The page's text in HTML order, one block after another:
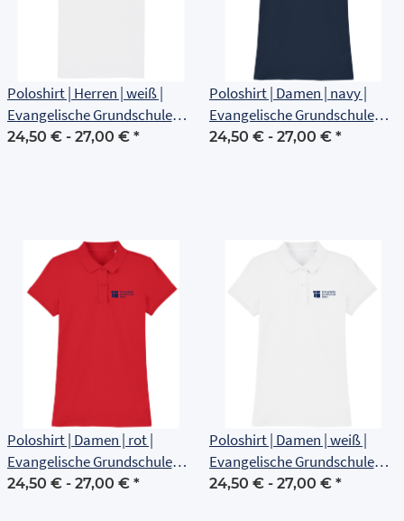
Poloshirt | Herren | weiß |
Evangelische Grundschule
Erfurt
24,50 € - 27,00 € *
Poloshirt | Damen | navy |
Evangelische Grundschule
Erfurt
24,50 € - 27,00 € *
Poloshirt | Damen | rot |
Evangelische Grundschule
Erfurt
24,50 € - 27,00 € *
Poloshirt | Damen | weiß |
Evangelische Grundschule
Erfurt
24,50 € - 27,00 € *